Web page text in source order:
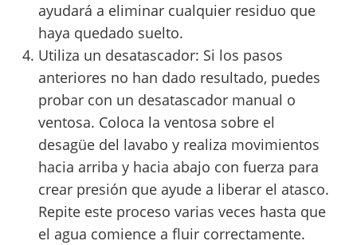
ayudará a eliminar cualquier residuo que
haya quedado suelto.
Utiliza un desatascador: Si los pasos
anteriores no han dado resultado, puedes
probar con un desatascador manual o
ventosa. Coloca la ventosa sobre el
desagüe del lavabo y realiza movimientos
hacia arriba y hacia abajo con fuerza para
crear presión que ayude a liberar el atasco.
Repite este proceso varias veces hasta que
el agua comience a fluir correctamente.